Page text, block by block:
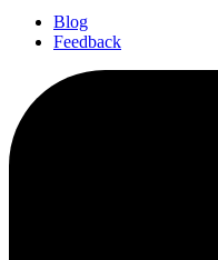
Blog
Feedback